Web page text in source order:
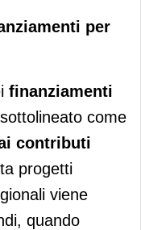
per
finanziamenti
come
contributi
progetti
viene
quando